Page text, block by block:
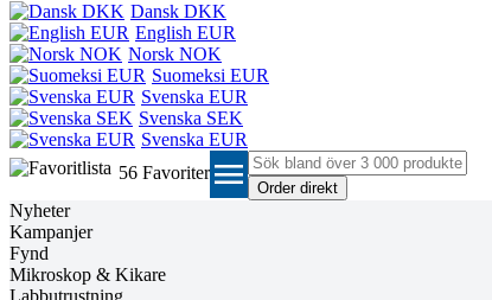
Dansk DKK
English EUR
Norsk NOK
Suomeksi EUR
Svenska EUR
Svenska SEK
Svenska EUR
56 Favoriter menu
Nyheter
Kampanjer
Fynd
Mikroskop & Kikare
Labbutrustning